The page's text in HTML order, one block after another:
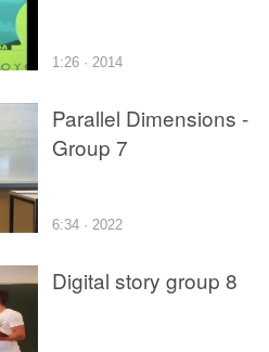
1:26 · 2014
Parallel Dimensions -
Group 7
6:34 · 2022
Digital story group 8